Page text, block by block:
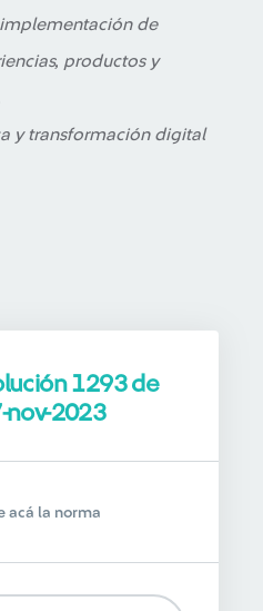
de
productos y
y transformación digital
1293 de
nov-2023
acá la norma